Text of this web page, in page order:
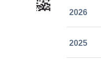
2026
2025